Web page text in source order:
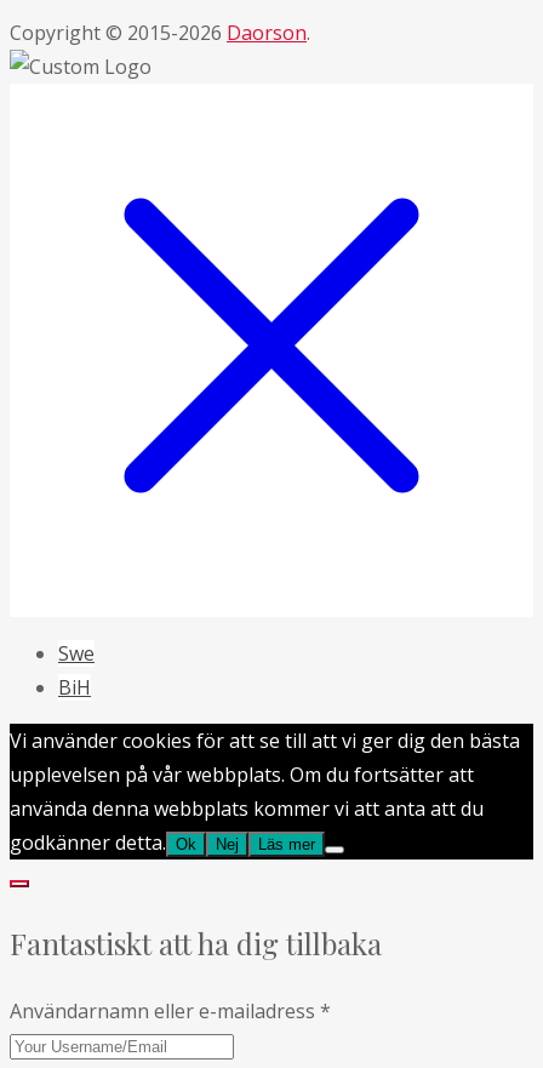
Copyright © 2015-2026 Daorson.
Swe
BiH
Vi använder cookies för att se till att vi ger dig den bästa
upplevelsen på vår webbplats. Om du fortsätter att
använda denna webbplats kommer vi att anta att du
godkänner detta. Ok Nej Läs mer
Fantastiskt att ha dig tillbaka
Användarnamn eller e-mailadress *